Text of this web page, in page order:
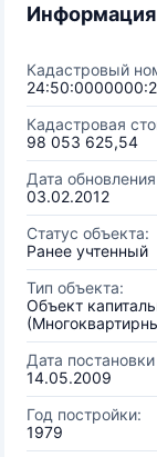
Кадастровый
Кадастровая
98 053 625,54
Дата
03.02.2012
Статус объекта:
Ранее учтенный
Тип объекта:
Объект
Дата
14.05.2009
Год постройки:
1979